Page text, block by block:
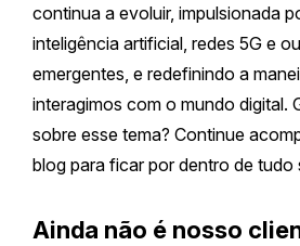
continua a evoluir, impulsionada
inteligência artificial, redes 5G e
emergentes, e redefinindo a
interagimos com o mundo digital.
sobre esse tema? Continue
blog para ficar por dentro de tudo
Ainda não é nosso